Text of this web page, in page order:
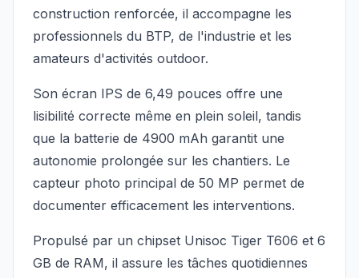
construction renforcée, il accompagne les
professionnels du BTP, de l'industrie et les
amateurs d'activités outdoor.
Son écran IPS de 6,49 pouces offre une
lisibilité correcte même en plein soleil, tandis
que la batterie de 4900 mAh garantit une
autonomie prolongée sur les chantiers. Le
capteur photo principal de 50 MP permet de
documenter efficacement les interventions.
Propulsé par un chipset Unisoc Tiger T606 et 6
GB de RAM, il assure les tâches quotidiennes